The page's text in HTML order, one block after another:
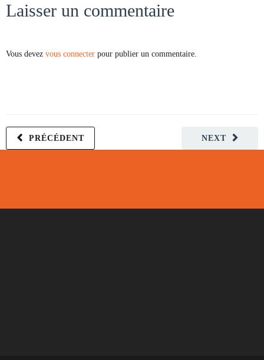
Laisser un commentaire
Vous devez vous connecter pour publier un commentaire.
NEXT
PRÉCÉDENT